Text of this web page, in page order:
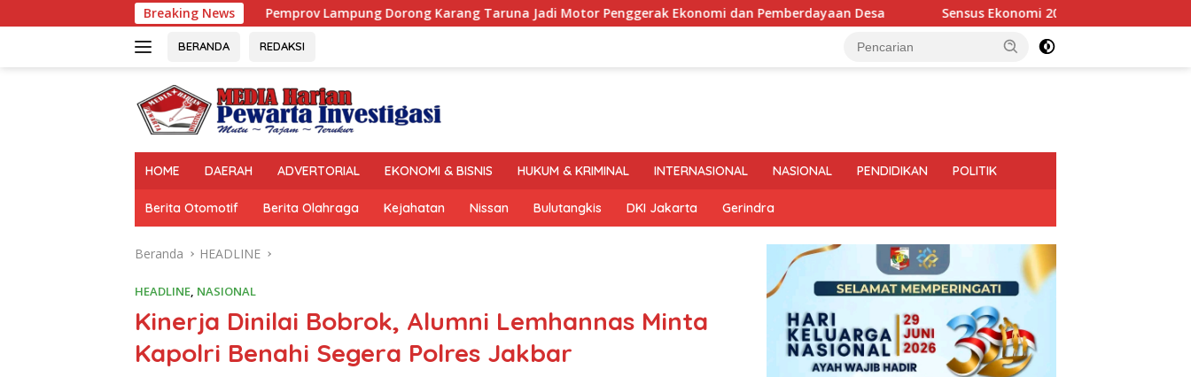
ke
Breaking News
Pemprov Lampung Dorong Karang Taruna Jadi Motor Penggerak Ekonomi dan Pemberdayaan Desa Sensus Ekonomi 2026, Pemprov Lampung Tekankan Pentingnya
BERANDA REDAKSI
HOME DAERAH ADVERTORIAL EKONOMI & BISNIS HUKUM & KRIMINAL INTERNASIONAL NASIONAL PENDIDIKAN POLITIK
Berita Otomotif Berita Olahraga Kejahatan Nissan Bulutangkis DKI Jakarta Gerindra
Beranda HEADLINE
HEADLINE, NASIONAL
Kinerja Dinilai Bobrok, Alumni Lemhannas Minta
Kapolri Benahi Segera Polres Jakbar